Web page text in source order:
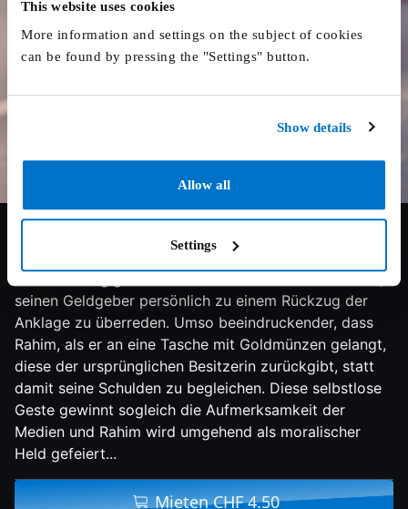
This website uses cookies
More information and settings on the subject of cookies
can be found by pressing the "Settings" button.
Show details
Allow all
Settings
123 min
er seine Schulden nicht zurückbezahlen kann. Während
eines zweitägigen Hafturlaubs scheitert sein Versuch,
seinen Geldgeber persönlich zu einem Rückzug der
Anklage zu überreden. Umso beeindruckender, dass
Rahim, als er an eine Tasche mit Goldmünzen gelangt,
diese der ursprünglichen Besitzerin zurückgibt, statt
damit seine Schulden zu begleichen. Diese selbstlose
Geste gewinnt sogleich die Aufmerksamkeit der
Medien und Rahim wird umgehend als moralischer
Held gefeiert...
Mieten CHF 4.50